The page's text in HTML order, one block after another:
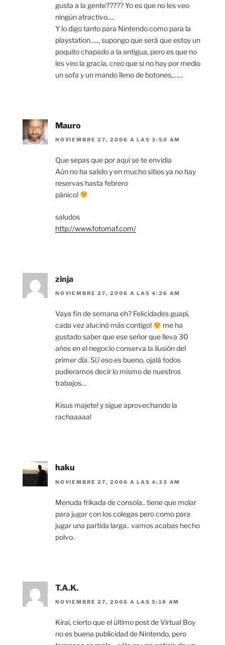
gusta a la gente????? Yo es que no les veo
ningún atractivo….
Y lo digo tanto para Nintendo como para la
playstation….., supongo que será que estoy un
poquito chapado a la antigua, pero es que no
les veo la gracia, creo que si no hay por medio
un sofa y un mando lleno de botones,……
Mauro
NOVIEMBRE 27, 2006 A LAS 3:50 AM
Que sepas que por aquí se te envidia
Aún no ha salido y en mucho sitios ya no hay
reservas hasta febrero
pánico!
saludos
http://www.fotomaf.com/
zinja
NOVIEMBRE 27, 2006 A LAS 4:26 AM
Vaya fin de semana eh? Felicidades guapi,
cada vez alucinó más contigo!
me ha
gustado saber que ese señor que lleva 30
años en el negocio conserva la ilusión del
primer día. Sí,í eso es bueno, ojalá todos
pudieramos decir lo mismo de nuestros
trabajos…
Kisus majete! y sigue aprovechando la
rachaaaaa!
haku
NOVIEMBRE 27, 2006 A LAS 4:33 AM
Menuda frikada de consola.. tiene que molar
para jugar con los colegas pero como para
jugar una partida larga.. vamos acabas hecho
polvo.
T.A.K.
NOVIEMBRE 27, 2006 A LAS 5:18 AM
Kirai, cierto que el último post de Virtual Boy
no es buena publicidad de Nintendo, pero